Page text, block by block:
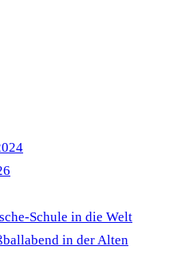
Schule in die Welt
in der Alten